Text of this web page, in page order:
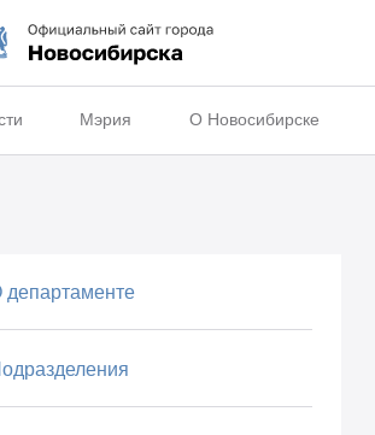
Мэрия О Новосибирске
департаменте